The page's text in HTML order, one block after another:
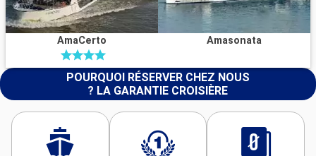
AmaCerto Amasonata
POURQUOI RÉSERVER CHEZ NOUS
? LA GARANTIE CROISIÈRE